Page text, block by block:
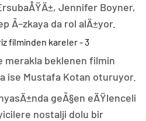
Jennifer Boyner,
Ã–zkaya da rol alÄ±yor.
merakla beklenen filmin
ise Mustafa Kotan oturuyor.
geÃ§en eÄŸlenceli
nostalji dolu bir